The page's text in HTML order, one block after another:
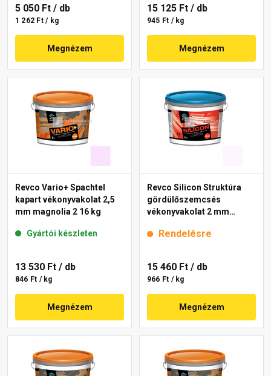
5 050 Ft / db
1 262 Ft / kg
Megnézem
15 125 Ft / db
945 Ft / kg
Megnézem
Revco Vario+ Spachtel
kapart vékonyvakolat 2,5
mm magnolia 2 16 kg
Gyártói készleten
13 530 Ft / db
846 Ft / kg
Megnézem
Revco Silicon Struktúra
gördülőszemcsés
vékonyvakolat 2 mm
Rendelésre
15 460 Ft / db
966 Ft / kg
Megnézem